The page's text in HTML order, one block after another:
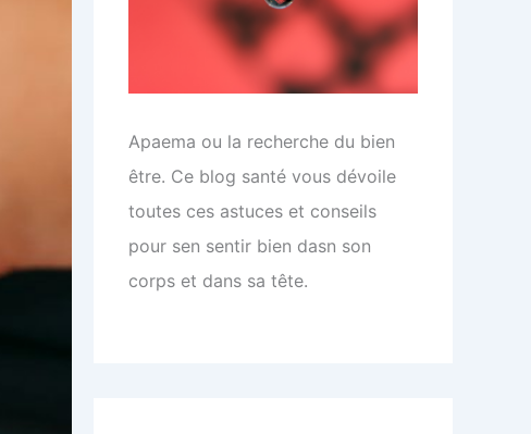
Apaema ou la recherche du bien
être. Ce blog santé vous dévoile
toutes ces astuces et conseils
pour sen sentir bien dasn son
corps et dans sa tête.